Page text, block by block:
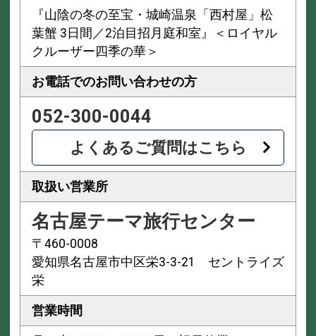
『山陰の冬の至宝・城崎温泉「西村屋」松
葉蟹 3日間／2泊目招月庭和室』＜ロイヤル
クルーザー四季の華＞
お電話でのお問い合わせの方
052-300-0044
よくあるご質問はこちら
取扱い営業所
名古屋テーマ旅行センター
〒460-0008
愛知県名古屋市中区栄3-3-21 セントライズ
栄
営業時間